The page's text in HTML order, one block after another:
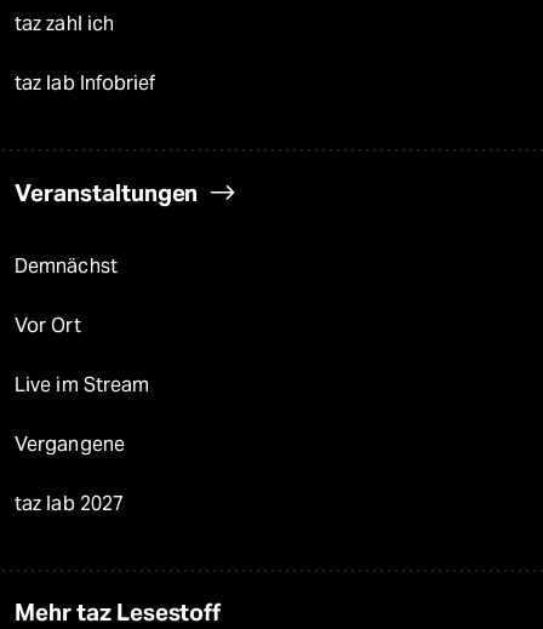
taz zahl ich
taz lab Infobrief
Veranstaltungen
Demnächst
Vor Ort
Live im Stream
Vergangene
taz lab 2027
Mehr taz Lesestoff